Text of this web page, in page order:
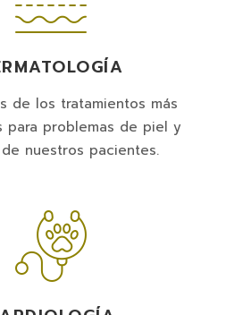
de los tratamientos más
para problemas de piel y
nuestros pacientes.